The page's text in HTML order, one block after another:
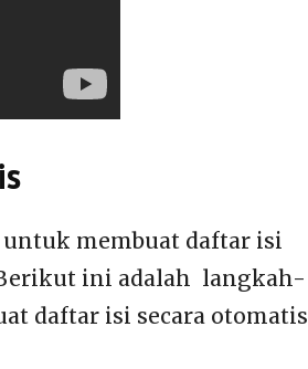
membuat daftar isi
ini adalah langkah-
daftar isi secara otomatis